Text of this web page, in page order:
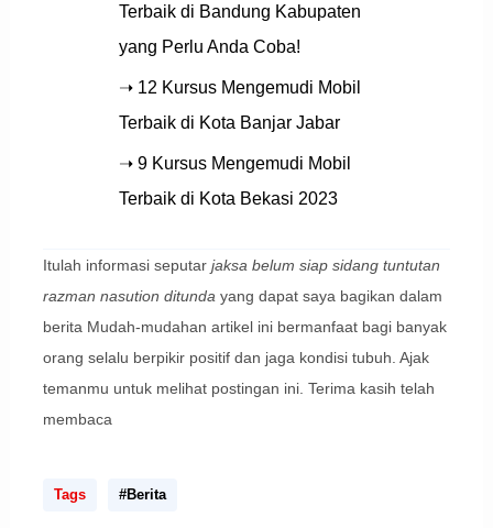
Terbaik di Bandung Kabupaten
yang Perlu Anda Coba!
➝ 12 Kursus Mengemudi Mobil
Terbaik di Kota Banjar Jabar
➝ 9 Kursus Mengemudi Mobil
Terbaik di Kota Bekasi 2023
Itulah informasi seputar jaksa belum siap sidang tuntutan
razman nasution ditunda yang dapat saya bagikan dalam
berita Mudah-mudahan artikel ini bermanfaat bagi banyak
orang selalu berpikir positif dan jaga kondisi tubuh. Ajak
temanmu untuk melihat postingan ini. Terima kasih telah
membaca
Tags #Berita